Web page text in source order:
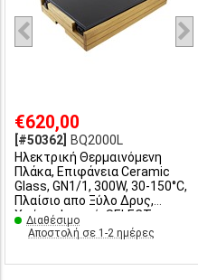
€620,00
[#50362]
BQ2000L
Ηλεκτρική Θερμαινόμενη
Πλάκα, Επιφάνεια Ceramic
Glass, GN1/1, 300W, 30-150°C,
Πλαίσιο απο Ξύλο Δρυς,
Χρώμα Φυσικό, SELECT
CONCEPT
Διαθέσιμο
Αποστολή σε 1-2 ημέρες